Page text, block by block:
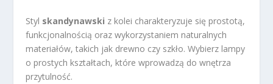
Styl skandynawski z kolei charakteryzuje się prostotą,
funkcjonalnością oraz wykorzystaniem naturalnych
materiałów, takich jak drewno czy szkło. Wybierz lampy
o prostych kształtach, które wprowadzą do wnętrza
przytulność.